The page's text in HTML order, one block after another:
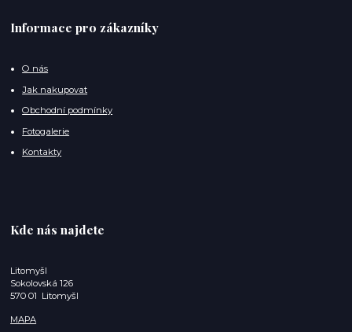
Informace pro zákazníky
O nás
Jak nakupovat
Obchodní podmínky
Fotogalerie
Kontakty
Kde nás najdete
Litomyšl
Sokolovská 126
570 01 Litomyšl
MAPA